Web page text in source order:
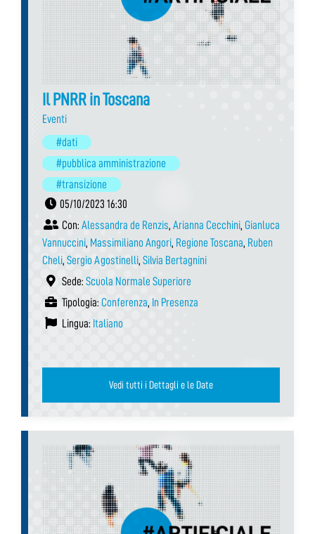
Il PNRR in Toscana
Eventi
#dati
#pubblica amministrazione
#transizione
05/10/2023 16:30
Con: Alessandra de Renzis, Arianna Cecchini, Gianluca
Vannuccini, Massimiliano Angori, Regione Toscana, Ruben
Cheli, Sergio Agostinelli, Silvia Bertagnini
Sede: Scuola Normale Superiore
Tipologia: Conferenza, In Presenza
Lingua: Italiano
Vedi tutti i Dettagli e le Date